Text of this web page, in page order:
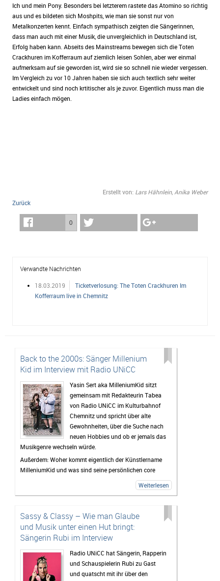
Ich und mein Pony. Besonders bei letzterem rastete das Atomino so richtig
aus und es bildeten sich Moshpits, wie man sie sonst nur von
Metalkonzerten kennt. Einfach sympathisch zeigten die Sängerinnen,
dass man auch mit einer Musik, die unvergleichlich in Deutschland ist,
Erfolg haben kann. Abseits des Mainstreams bewegen sich die Toten
Crackhuren im Kofferraum auf ziemlich leisen Sohlen, aber wer einmal
aufmerksam auf sie geworden ist, wird sie so schnell nie wieder vergessen.
Im Vergleich zu vor 10 Jahren haben sie sich auch textlich sehr weiter
entwickelt und sind noch krtitischer als je zuvor. Eigentlich muss man die
Ladies einfach mögen.
Erstellt von: Lars Hähnlein, Anika Weber
Zurück
0
Verwandte Nachrichten
18.03.2019
Ticketverlosung: The Toten Crackhuren Im
Kofferraum live in Chemnitz
Back to the 2000s: Sänger Millenium
Kid im Interview mit Radio UNiCC
Yasin Sert aka MilleniumKid sitzt
gemeinsam mit Redakteurin Tabea
von Radio UNiCC im Kulturbahnof
Chemnitz und spricht über alte
Gewohnheiten, über die Suche nach
neuen Hobbies und ob er jemals das
Musikgenre wechseln würde.
Außerdem: Woher kommt eigentlich der Künstlername
MilleniumKid und was sind seine persönlichen core
Weiterlesen
Sassy & Classy – Wie man Glaube
und Musik unter einen Hut bringt:
Sängerin Rubi im Interview
Radio UNiCC hat Sängerin, Rapperin
und Schauspielerin Rubi zu Gast
und quatscht mit ihr über den